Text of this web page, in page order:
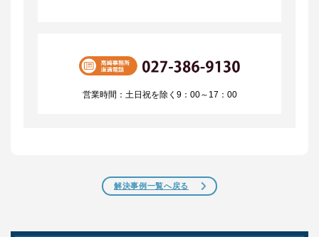
営業時間：土日祝を除く9：00～17：00
解決事例一覧へ戻る